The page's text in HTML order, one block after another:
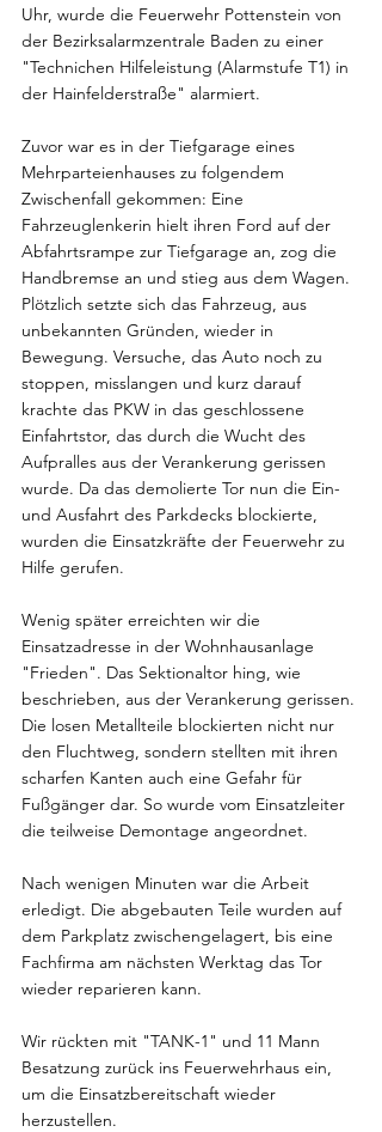
Uhr, wurde die Feuerwehr Pottenstein von
der Bezirksalarmzentrale Baden zu einer
"Technichen Hilfeleistung (Alarmstufe T1) in
der Hainfelderstraße" alarmiert.
Zuvor war es in der Tiefgarage eines
Mehrparteienhauses zu folgendem
Zwischenfall gekommen: Eine
Fahrzeuglenkerin hielt ihren Ford auf der
Abfahrtsrampe zur Tiefgarage an, zog die
Handbremse an und stieg aus dem Wagen.
Plötzlich setzte sich das Fahrzeug, aus
unbekannten Gründen, wieder in
Bewegung. Versuche, das Auto noch zu
stoppen, misslangen und kurz darauf
krachte das PKW in das geschlossene
Einfahrtstor, das durch die Wucht des
Aufpralles aus der Verankerung gerissen
wurde. Da das demolierte Tor nun die Ein-
und Ausfahrt des Parkdecks blockierte,
wurden die Einsatzkräfte der Feuerwehr zu
Hilfe gerufen.
Wenig später erreichten wir die
Einsatzadresse in der Wohnhausanlage
"Frieden". Das Sektionaltor hing, wie
beschrieben, aus der Verankerung gerissen.
Die losen Metallteile blockierten nicht nur
den Fluchtweg, sondern stellten mit ihren
scharfen Kanten auch eine Gefahr für
Fußgänger dar. So wurde vom Einsatzleiter
die teilweise Demontage angeordnet.
Nach wenigen Minuten war die Arbeit
erledigt. Die abgebauten Teile wurden auf
dem Parkplatz zwischengelagert, bis eine
Fachfirma am nächsten Werktag das Tor
wieder reparieren kann.
Wir rückten mit "TANK-1" und 11 Mann
Besatzung zurück ins Feuerwehrhaus ein,
um die Einsatzbereitschaft wieder
herzustellen.